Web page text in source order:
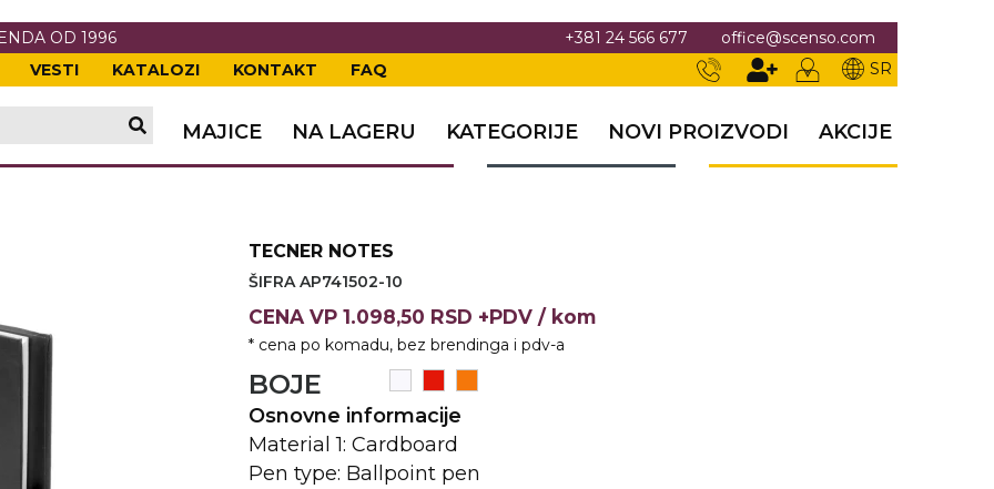
OD 1996 +381 24 566 677
office@scenso.com
VESTI KATALOZI KONTAKT FAQ SR
MAJICE NA LAGERU KATEGORIJE NOVI PROIZVODI AKCIJE
OPREMA
I PANOI
TECNER NOTES
ŠIFRA AP741502-10
CENA VP 1.098,50 RSD +PDV / kom
* cena po komadu, bez brendinga i pdv-a
BOJE
Osnovne informacije
Material 1: Cardboard
Pen type: Ballpoint pen